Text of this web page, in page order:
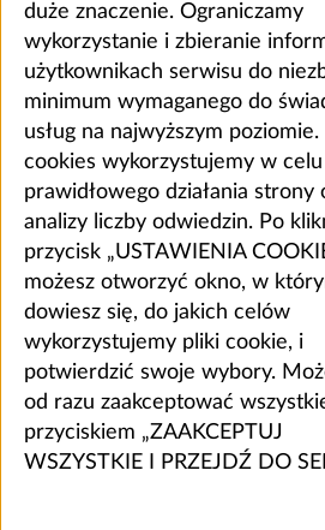
duże znaczenie. Ograniczamy
wykorzystanie i zbieranie
użytkownikach serwisu do
minimum wymaganego do
usług na najwyższym poziomie.
cookies wykorzystujemy w celu
prawidłowego działania strony
analizy liczby odwiedzin. Po
przycisk „USTAWIENIA
możesz otworzyć okno, w
dowiesz się, do jakich celów
wykorzystujemy pliki cookie, i
potwierdzić swoje wybory.
od razu zaakceptować
przyciskiem „ZAAKCEPTUJ
WSZYSTKIE I PRZEJDŹ DO